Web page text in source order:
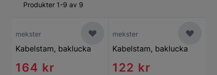
Produkter 1-9 av 9
mekster
Kabelstam, baklucka
164 kr
mekster
Kabelstam, baklucka
122 kr